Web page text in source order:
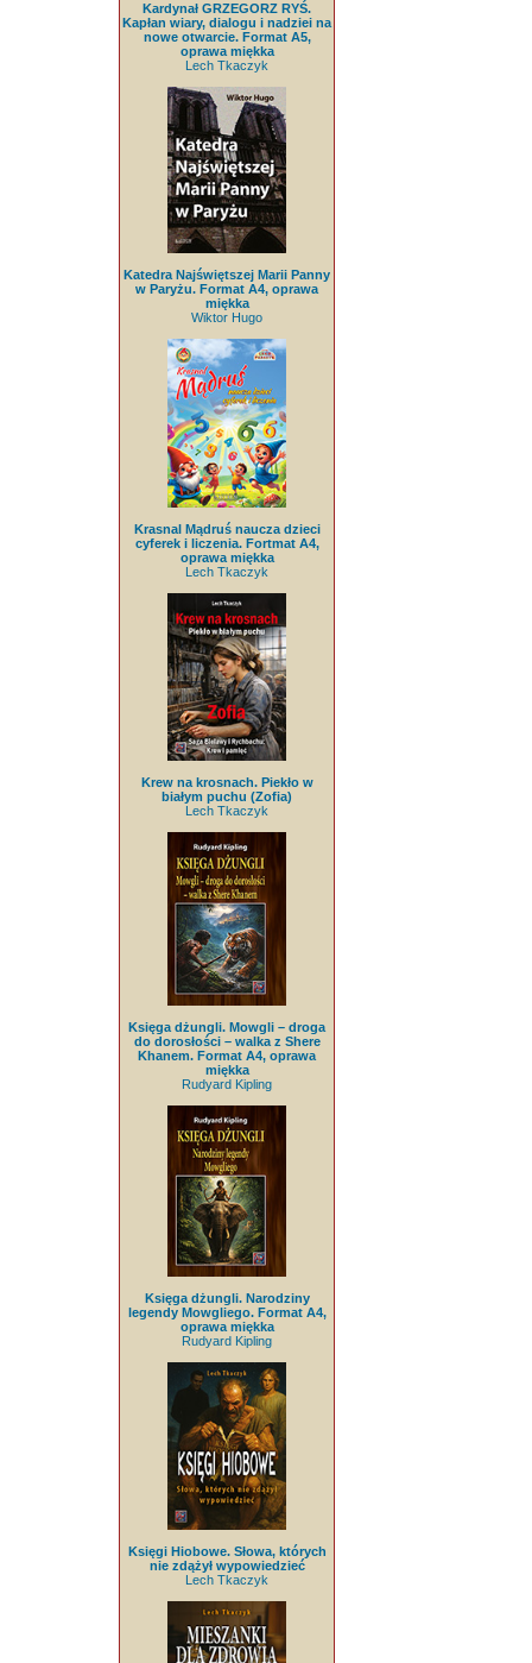
Kardynał GRZEGORZ RYŚ.
Kapłan wiary, dialogu i nadziei na
nowe otwarcie. Format A5,
oprawa miękka
Lech Tkaczyk
Katedra Najświętszej Marii Panny
w Paryżu. Format A4, oprawa
miękka
Wiktor Hugo
Krasnal Mądruś naucza dzieci
cyferek i liczenia. Fortmat A4,
oprawa miękka
Lech Tkaczyk
Krew na krosnach. Piekło w
białym puchu (Zofia)
Lech Tkaczyk
Księga dżungli. Mowgli – droga
do dorosłości – walka z Shere
Khanem. Format A4, oprawa
miękka
Rudyard Kipling
Księga dżungli. Narodziny
legendy Mowgliego. Format A4,
oprawa miękka
Rudyard Kipling
Księgi Hiobowe. Słowa, których
nie zdążył wypowiedzieć
Lech Tkaczyk